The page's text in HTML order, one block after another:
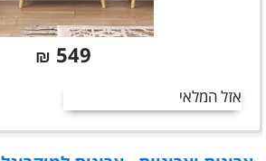
549
₪
אזל המלאי